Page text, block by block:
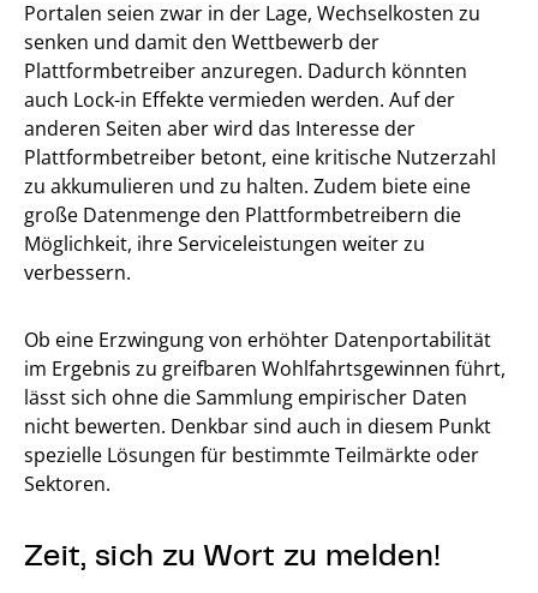
Portalen seien zwar in der Lage, Wechselkosten zu
senken und damit den Wettbewerb der
Plattformbetreiber anzuregen. Dadurch könnten
auch Lock-in Effekte vermieden werden. Auf der
anderen Seiten aber wird das Interesse der
Plattformbetreiber betont, eine kritische Nutzerzahl
zu akkumulieren und zu halten. Zudem biete eine
große Datenmenge den Plattformbetreibern die
Möglichkeit, ihre Serviceleistungen weiter zu
verbessern.
Ob eine Erzwingung von erhöhter Datenportabilität
im Ergebnis zu greifbaren Wohlfahrtsgewinnen führt,
lässt sich ohne die Sammlung empirischer Daten
nicht bewerten. Denkbar sind auch in diesem Punkt
spezielle Lösungen für bestimmte Teilmärkte oder
Sektoren.
Zeit, sich zu Wort zu melden!